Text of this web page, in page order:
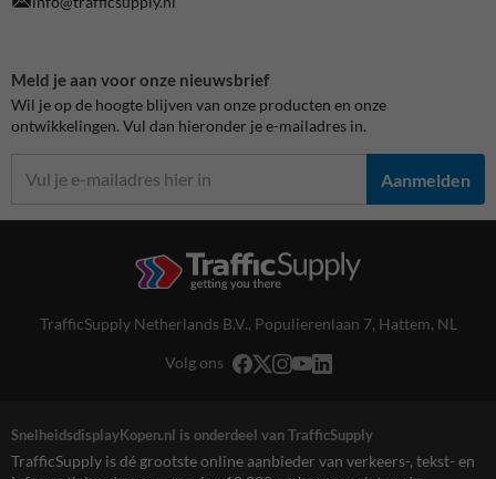
Meld je aan voor onze nieuwsbrief
Wil je op de hoogte blijven van onze producten en onze
ontwikkelingen. Vul dan hieronder je e-mailadres in.
Aanmelden
TrafficSupply Netherlands B.V., Populierenlaan 7, Hattem, NL
Volg ons
SnelheidsdisplayKopen.nl is onderdeel van TrafficSupply
TrafficSupply is dé grootste online aanbieder van verkeers-, tekst- en